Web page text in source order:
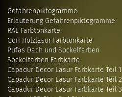
Gefahrenpiktogramme
Erläuterung Gefahrenpiktogramme
RAL Farbtonkarte
Gori Holzlasur Farbtonkarte
Pufas Dach und Sockelfarben
Sockelfarben Farbkarte
Capadur Decor Lasur Farbkarte Teil 1
Capadur Decor Lasur Farbkarte Teil 2
Capadur Decor Lasur Farbkarte Teil 3